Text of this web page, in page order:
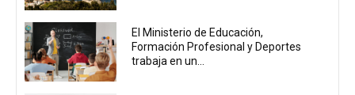
El Ministerio de Educación,
Formación Profesional y Deportes
trabaja en un...